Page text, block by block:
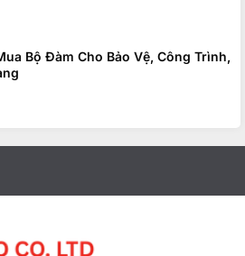
Bộ Đàm Cho Bảo Vệ, Công Trình,